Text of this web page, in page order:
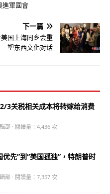
進軍國會
下一篇
国上海同乡会重
塑东西文化对话
3关税相关成本将转嫁给消费
部 · 閱讀量：4,436 次
优先”到“美国孤独”，特朗普时
部 · 閱讀量：7,357 次